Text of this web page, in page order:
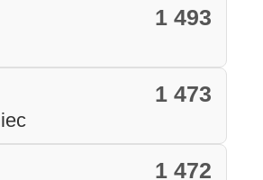
1 493
1 473
1 472